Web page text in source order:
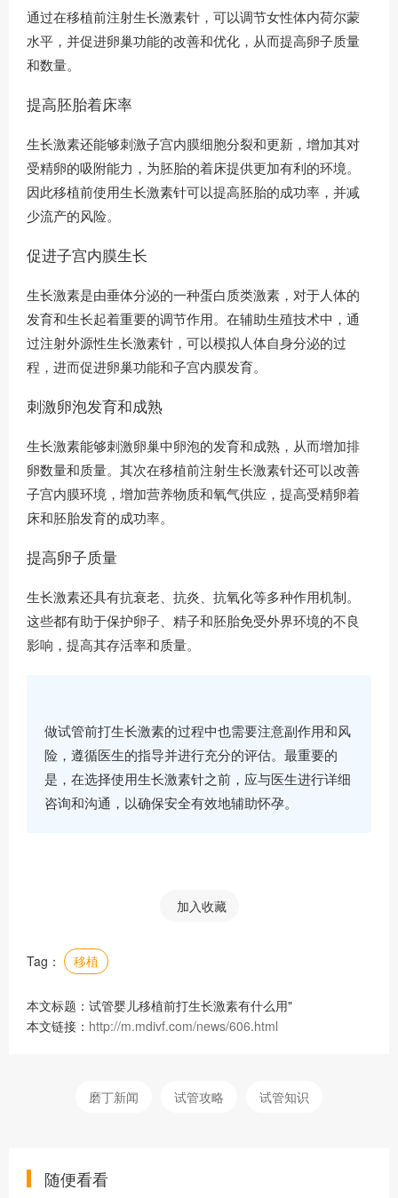
通过在移植前注射生长激素针，可以调节女性体内荷尔蒙
水平，并促进卵巢功能的改善和优化，从而提高卵子质量
和数量。
提高胚胎着床率
生长激素还能够刺激子宫内膜细胞分裂和更新，增加其对
受精卵的吸附能力，为胚胎的着床提供更加有利的环境。
因此移植前使用生长激素针可以提高胚胎的成功率，并减
少流产的风险。
促进子宫内膜生长
生长激素是由垂体分泌的一种蛋白质类激素，对于人体的
发育和生长起着重要的调节作用。在辅助生殖技术中，通
过注射外源性生长激素针，可以模拟人体自身分泌的过
程，进而促进卵巢功能和子宫内膜发育。
刺激卵泡发育和成熟
生长激素能够刺激卵巢中卵泡的发育和成熟，从而增加排
卵数量和质量。其次在移植前注射生长激素针还可以改善
子宫内膜环境，增加营养物质和氧气供应，提高受精卵着
床和胚胎发育的成功率。
提高卵子质量
生长激素还具有抗衰老、抗炎、抗氧化等多种作用机制。
这些都有助于保护卵子、精子和胚胎免受外界环境的不良
影响，提高其存活率和质量。
做试管前打生长激素的过程中也需要注意副作用和风
险，遵循医生的指导并进行充分的评估。最重要的
是，在选择使用生长激素针之前，应与医生进行详细
咨询和沟通，以确保安全有效地辅助怀孕。
加入收藏
Tag： 移植
本文标题：试管婴儿移植前打生长激素有什么用"
本文链接： http://m.mdivf.com/news/606.html
磨丁新闻 试管攻略 试管知识
随便看看